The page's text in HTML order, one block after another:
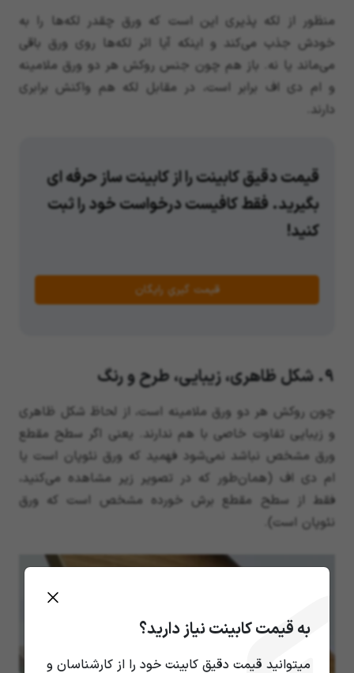
به قیمت کابینت نیاز دارید؟
میتوانید قیمت دقیق کابینت خود را از کارشناسان و
منظور از لکه پذیری این است که ورق چقدر لکه‌ها را به
خودش جذب می‌کند و اینکه آیا اثر لکه‌ها روی ورق باقی
می‌ماند یا نه. باز هم چون جنس روکش هر دو ورق ملامینه
و ام دی اف برابر است، در مقابل لکه هم واکنش برابری
دارند.
قیمت دقیق کابینت را از کابینت ساز حرفه ای
بگیرید. فقط کافیست درخواست خود را ثبت
کنید!
قیمت گیریِ رایگان
9. شکل ظاهری، زیبایی، طرح و رنگ
چون روکش هر دو ورق ملامینه است، از لحاظ شکل ظاهری
و زیبایی تفاوت خاصی با هم ندارند. یعنی اگر سطح مقطع
ورق مشخص نباشد نمی‌شود فهمید که ورق نئوپان است یا
ام دی اف (همان‌طور که در تصویر زیر مشاهده می‌کنید،
فقط از سطح مقطع برش خورده مشخص است که ورق
نئوپان است).